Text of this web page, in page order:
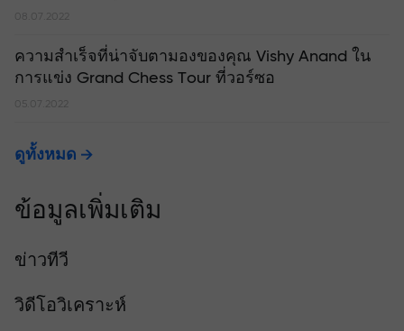
08.07.2022
ความสำเร็จที่น่าจับตามองของคุณ Vishy Anand ใน
การแข่ง Grand Chess Tour ที่วอร์ซอ
ดูทั้งหมด
ข้อมูลเพิ่มเติม
ข่าวทีวี
วิดีโอวิเคราะห์